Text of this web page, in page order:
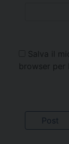
Salva il
browser per